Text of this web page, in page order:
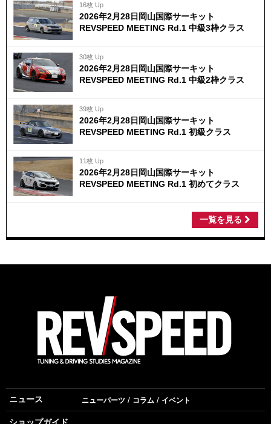
16枚 Up
2026年2月28日岡山国際サーキット
REVSPEED MEETING Rd.1 中級3枠クラス
30枚 Up
2026年2月28日岡山国際サーキット
REVSPEED MEETING Rd.1 中級2枠クラス
39枚 Up
2026年2月28日岡山国際サーキット
REVSPEED MEETING Rd.1 初級クラス
11枚 Up
2026年2月28日岡山国際サーキット
REVSPEED MEETING Rd.1 初めてクラス
一覧を見る
ニュース ニューパーツ コラム イベント
ショップガイド